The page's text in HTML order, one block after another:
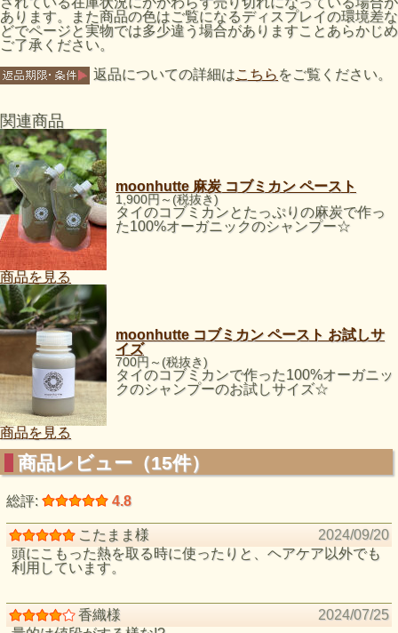
あります。また商品の色はご覧になるディスプレイの環境差な
どでページと実物では多少違う場合がありますことあらかじめ
ご了承ください。
返品についての詳細はこちら をご覧ください。
関連商品
商品を見る
moonhutte 麻炭 コブミカン ペースト
1,900円～(税抜き)
タイのコブミカンとたっぷりの麻炭で作っ
た100%オーガニックのシャンプー☆
商品を見る
moonhutte コブミカン ペースト お試しサ
イズ
700円～(税抜き)
タイのコブミカンで作った100%オーガニッ
クのシャンプーのお試しサイズ☆
商品レビュー（15件）
総評: 4.8
こたまま様
2024/09/20
頭にこもった熱を取る時に使ったりと、ヘアケア以外でも
利用しています。
香織様
2024/07/25